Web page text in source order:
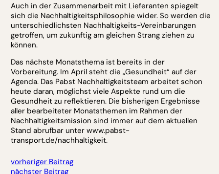
Auch in der Zusammenarbeit mit Lieferanten spiegelt
sich die Nachhaltigkeitsphilosophie wider. So werden die
unterschiedlichsten Nachhaltigkeits-Vereinbarungen
getroffen, um zukünftig am gleichen Strang ziehen zu
können.
Das nächste Monatsthema ist bereits in der
Vorbereitung. Im April steht die „Gesundheit“ auf der
Agenda. Das Pabst Nachhaltigkeitsteam arbeitet schon
heute daran, möglichst viele Aspekte rund um die
Gesundheit zu reflektieren. Die bisherigen Ergebnisse
aller bearbeiteter Monatsthemen im Rahmen der
Nachhaltigkeitsmission sind immer auf dem aktuellen
Stand abrufbar unter www.pabst-
transport.de/nachhaltigkeit.
vorheriger Beitrag
nächster Beitrag